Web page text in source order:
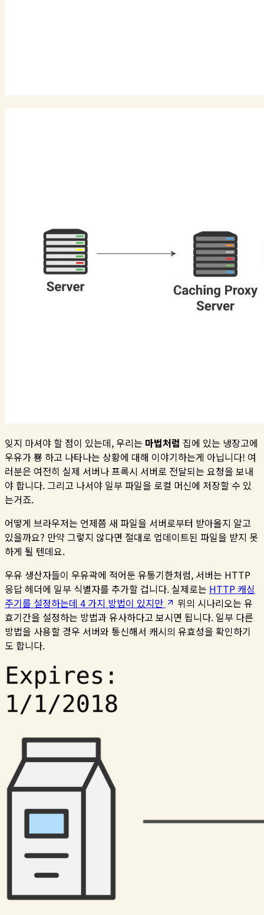
잊지 마셔야 할 점이 있는데, 우리는 마법처럼 집에 있는 냉장고에
우유가 뿅 하고 나타나는 상황에 대해 이야기하는게 아닙니다! 여
러분은 여전히 실제 서버나 프록시 서버로 전달되는 요청을 보내
야 합니다. 그리고 나서야 일부 파일을 로컬 머신에 저장할 수 있
는거죠.
어떻게 브라우저는 언제쯤 새 파일을 서버로부터 받아올지 알고
있을까요? 만약 그렇지 않다면 절대로 업데이트된 파일을 받지 못
하게 될 텐데요.
우유 생산자들이 우유곽에 적어둔 유통기한처럼, 서버는 HTTP
응답 헤더에 일부 식별자를 추가할 겁니다. 실제로는 HTTP 캐싱
주기를 설정하는데 4 가지 방법이 있지만
위의 시나리오는 유
효기간을 설정하는 방법과 유사하다고 보시면 됩니다. 일부 다른
방법을 사용할 경우 서버와 통신해서 캐시의 유효성을 확인하기
도 합니다.